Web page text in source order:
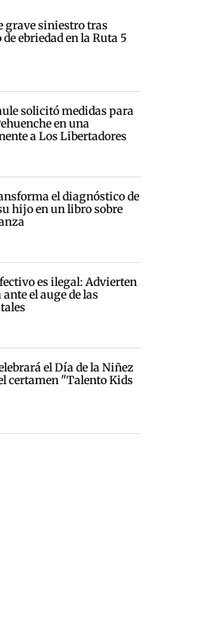
grave siniestro tras
ebriedad en la Ruta 5
solicitó medidas para
en una
a Los Libertadores
el diagnóstico de
hijo en un libro sobre
es ilegal: Advierten
el auge de las
el Día de la Niñez
certamen "Talento Kids